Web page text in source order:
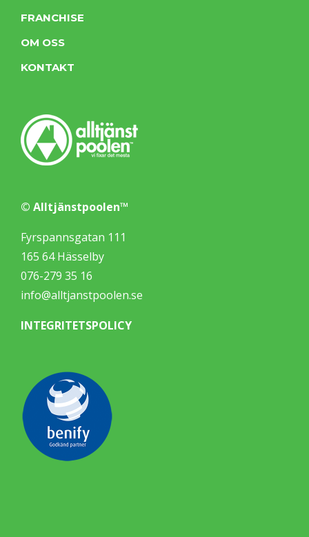
FRANCHISE
OM OSS
KONTAKT
© Alltjänstpoolen™
Fyrspannsgatan 111
165 64 Hässelby
076-279 35 16
info@alltjanstpoolen.se
INTEGRITETSPOLICY